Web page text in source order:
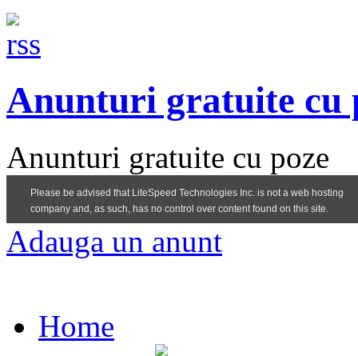
Anunturi gratuite cu
Anunturi gratuite cu poze
Adauga un anunt
Home